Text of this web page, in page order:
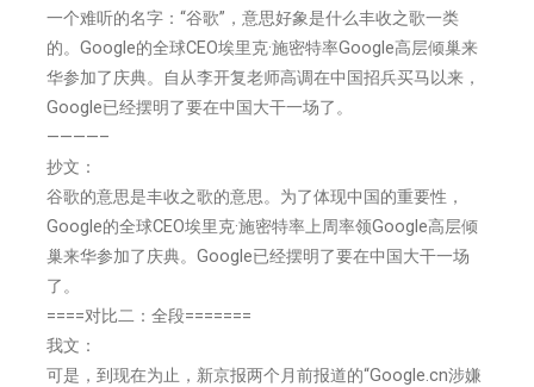
一个难听的名字：“谷歌”，意思好象是什么丰收之歌一类
的。Google的全球CEO埃里克·施密特率Google高层倾巢来
华参加了庆典。自从李开复老师高调在中国招兵买马以来，
Google已经摆明了要在中国大干一场了。
————–
抄文：
谷歌的意思是丰收之歌的意思。为了体现中国的重要性，
Google的全球CEO埃里克·施密特率上周率领Google高层倾
巢来华参加了庆典。Google已经摆明了要在中国大干一场
了。
====对比二：全段=======
我文：
可是，到现在为止，新京报两个月前报道的“Google.cn涉嫌